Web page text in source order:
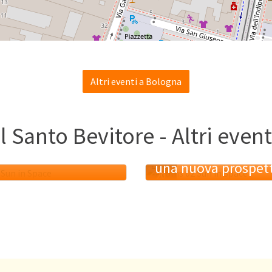
Altri eventi a Bologna
Santo Bevitore - Altri
l’Invisibile:
20
una nuova